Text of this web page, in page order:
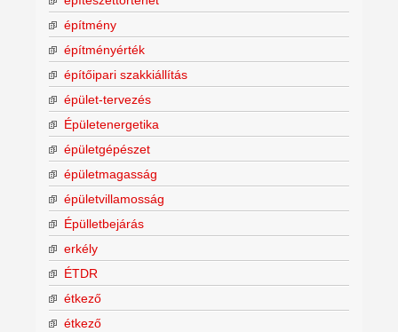
építmény
építményérték
építőipari szakkiállítás
épület-tervezés
Épületenergetika
épületgépészet
épületmagasság
épületvillamosság
Épülletbejárás
erkély
ÉTDR
étkező
étkező